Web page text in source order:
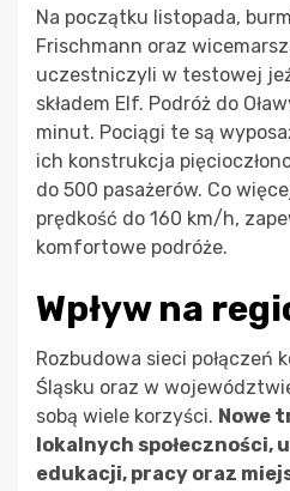
Na początku listopada,
Frischmann oraz
uczestniczyli w testowej
składem Elf. Podróż do
minut. Pociągi te są
ich konstrukcja
do 500 pasażerów. Co
prędkość do 160 km/h,
komfortowe podróże.
Wpływ na
Rozbudowa sieci połączeń
Śląsku oraz w
sobą wiele korzyści. Nowe
lokalnych społeczności,
edukacji, pracy oraz